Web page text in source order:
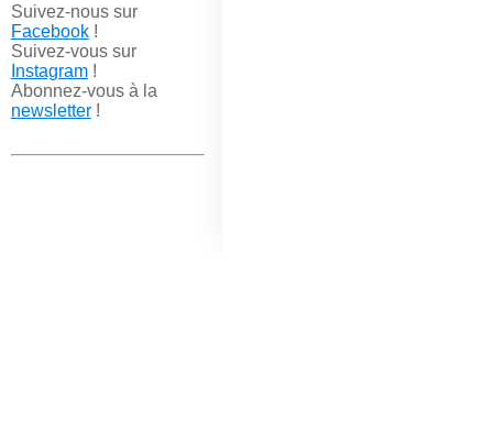
Suivez-nous sur
Facebook!
Suivez-vous sur
Instagram!
Abonnez-vous à la
newsletter!